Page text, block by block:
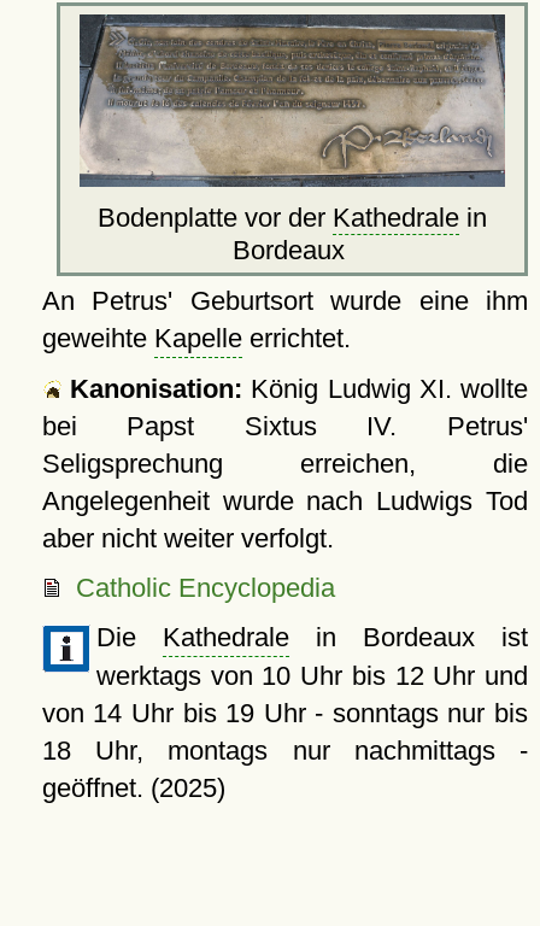
Bodenplatte vor der Kathedrale in
Bordeaux
An Petrus' Geburtsort wurde eine ihm
geweihte Kapelleerrichtet.
Kanonisation: König Ludwig XI. wollte
bei Papst Sixtus IV. Petrus'
Seligsprechung erreichen, die
Angelegenheit wurde nach Ludwigs Tod
aber nicht weiter verfolgt.
Catholic Encyclopedia
Die Kathedralein Bordeaux ist
werktags von 10 Uhr bis 12 Uhr und
von 14 Uhr bis 19 Uhr - sonntags nur bis
18 Uhr, montags nur nachmittags -
geöffnet. (2025)